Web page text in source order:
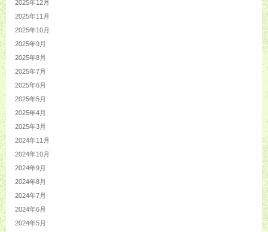
2025年12月
2025年11月
2025年10月
2025年9月
2025年8月
2025年7月
2025年6月
2025年5月
2025年4月
2025年3月
2024年11月
2024年10月
2024年9月
2024年8月
2024年7月
2024年6月
2024年5月